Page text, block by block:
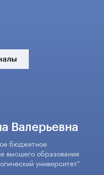
Валерьевна
бюджетное
высшего образования
университет"